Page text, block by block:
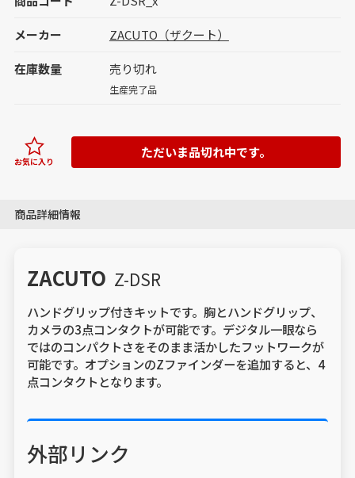
メーカー ZACUTO（ザクート）
在庫数量 売り切れ
生産完了品
ただいま品切れ中です。
お気に入り
商品詳細情報
ZACUTO Z-DSR
ハンドグリップ付きキットです。胸とハンドグリップ、
カメラの3点コンタクトが可能です。デジタル一眼なら
ではのコンパクトさをそのまま活かしたフットワークが
可能です。オプションのZファインダーを追加すると、4
点コンタクトとなります。
外部リンク